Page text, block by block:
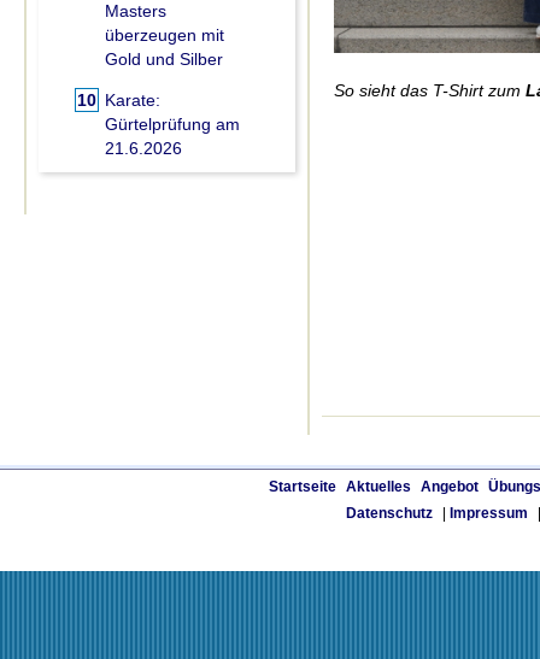
Masters
überzeugen mit
Gold und Silber
10 Karate:
Gürtelprüfung am
21.6.2026
So sieht das T-Shirt zum
Startseite Aktuelles Angebot
Datenschutz
Impressum